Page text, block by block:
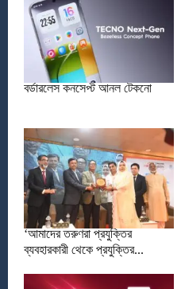
বর্ডারলেস কনসেপ্ট আনল টেকনো
‘আমাদের তরুণরা প্রযুক্তির
ব্যবহারকারী থেকে প্রযুক্তির...